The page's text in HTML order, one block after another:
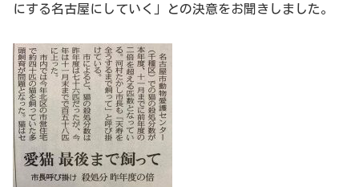
にする名古屋にしていく」との決意をお聞きしました。